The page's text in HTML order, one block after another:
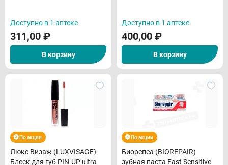
Доступно в 1 аптеке
311,00 ₽
В корзину
Доступно в 1 аптеке
400,00 ₽
В корзину
По акции
Люкс Визаж (LUXVISAGE)
Блеск для губ PIN-UP ultra
По акции
Биорепеа (BIOREPAIR)
зубная паста Fast Sensitive